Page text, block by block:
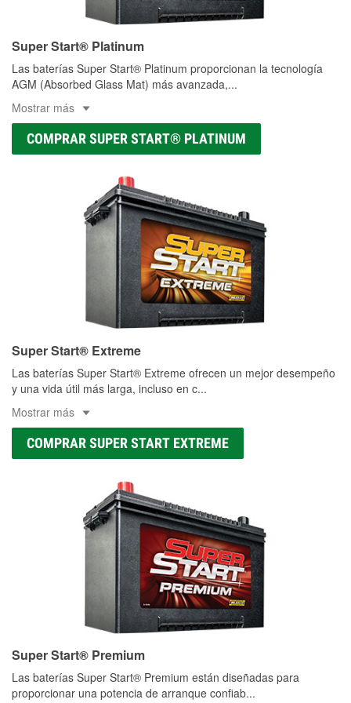
Super Start® Platinum
Las baterías Super Start® Platinum proporcionan la tecnología
AGM (Absorbed Glass Mat) más avanzada,...
Mostrar más
COMPRAR SUPER START® PLATINUM
Super Start® Extreme
Las baterías Super Start® Extreme ofrecen un mejor desempeño
y una vida útil más larga, incluso en c...
Mostrar más
COMPRAR SUPER START EXTREME
Super Start® Premium
Las baterías Super Start® Premium están diseñadas para
proporcionar una potencia de arranque confiab...